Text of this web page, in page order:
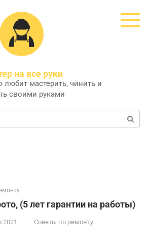
на все руки
любит мастерить, чинить и
своими руками
(5 лет гарантии на работы)
2021
Советы по ремонту